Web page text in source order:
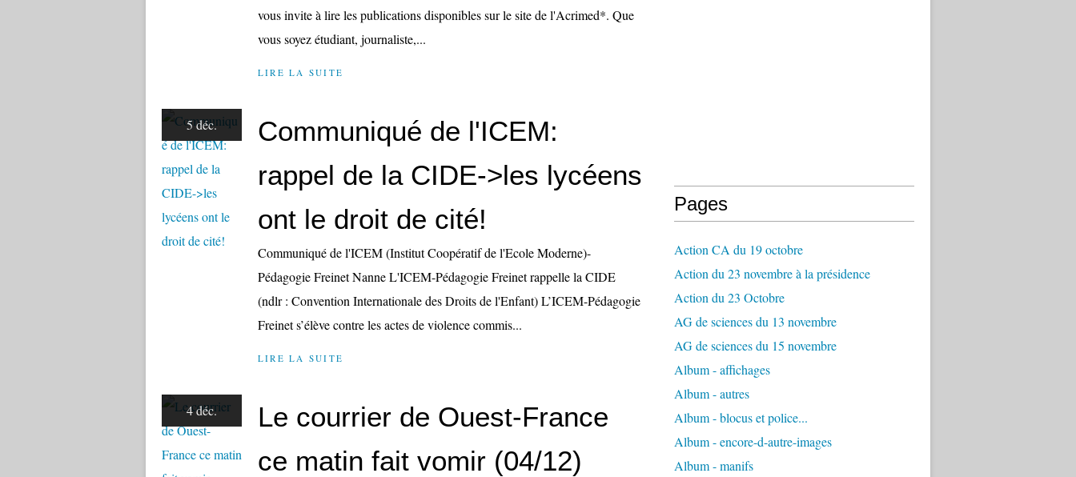
vous invite à lire les publications disponibles sur le site de l'Acrimed*. Que
vous soyez étudiant, journaliste,...
LIRE LA SUITE
5 déc.
Communiqué de l'ICEM:
rappel de la CIDE->les lycéens
ont le droit de cité!
Communiqué de l'ICEM (Institut Coopératif de l'Ecole Moderne)-
Pédagogie Freinet Nanne L'ICEM-Pédagogie Freinet rappelle la CIDE
(ndlr : Convention Internationale des Droits de l'Enfant) L’ICEM-Pédagogie
Freinet s’élève contre les actes de violence commis...
LIRE LA SUITE
4 déc.
Le courrier de Ouest-France
ce matin fait vomir (04/12)
Pages
Action CA du 19 octobre
Action du 23 novembre à la présidence
Action du 23 Octobre
AG de sciences du 13 novembre
AG de sciences du 15 novembre
Album - affichages
Album - autres
Album - blocus et police...
Album - encore-d-autre-images
Album - manifs